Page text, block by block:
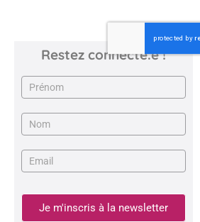
Restez connecté.e !
Je m'inscris à la newsletter